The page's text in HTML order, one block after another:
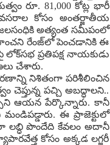
రూ. 81,000 కోట్ల భారీ
కోసం అంతర్జాతీయ
అత్యంత సమీపంలో
రేంజ్‌లో పెంచడానికి ఈ
లోక్‌సభ ప్రతిపక్ష నాయకుడు
చేశారు.
నిశితంగా పరిశీలించిన
చెప్తున్న పచ్చి అబద్ధాలని..
ఆయన పేర్కొన్నారు. కానీ
ఈ ప్రాజెక్టులో
లబ్ధి పొందేది కేవలం అదానీ
కోసం అక్కడ లగ్జరీ